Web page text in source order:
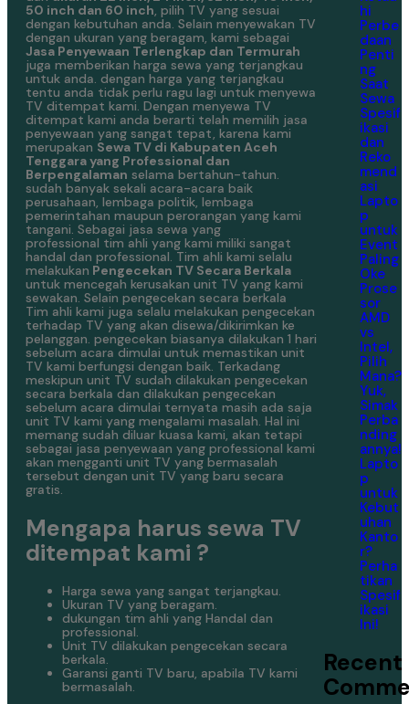
50 inch dan 60 inch, pilih TV yang sesuai
dengan kebutuhan anda. Selain menyewakan TV
dengan ukuran yang beragam, kami sebagai
Jasa Penyewaan Terlengkap dan Termurah
juga memberikan harga sewa yang terjangkau
untuk anda. dengan harga yang terjangkau
tentu anda tidak perlu ragu lagi untuk menyewa
TV ditempat kami. Dengan menyewa TV
ditempat kami anda berarti telah memilih jasa
penyewaan yang sangat tepat, karena kami
merupakan Sewa TV di Kabupaten Aceh
Tenggara yang Professional dan
Berpengalaman selama bertahun-tahun.
sudah banyak sekali acara-acara baik
perusahaan, lembaga politik, lembaga
pemerintahan maupun perorangan yang kami
tangani. Sebagai jasa sewa yang
professional tim ahli yang kami miliki sangat
handal dan professional. Tim ahli kami selalu
melakukan Pengecekan TV Secara Berkala
untuk mencegah kerusakan unit TV yang kami
sewakan. Selain pengecekan secara berkala
Tim ahli kami juga selalu melakukan pengecekan
terhadap TV yang akan disewa/dikirimkan ke
pelanggan. pengecekan biasanya dilakukan 1 hari
sebelum acara dimulai untuk memastikan unit
TV kami berfungsi dengan baik. Terkadang
meskipun unit TV sudah dilakukan pengecekan
secara berkala dan dilakukan pengecekan
sebelum acara dimulai ternyata masih ada saja
unit TV kami yang mengalami masalah. Hal ini
memang sudah diluar kuasa kami, akan tetapi
sebagai jasa penyewaan yang professional kami
akan mengganti unit TV yang bermasalah
tersebut dengan unit TV yang baru secara
gratis.
Mengapa harus sewa TV
ditempat kami ?
Harga sewa yang sangat terjangkau.
Ukuran TV yang beragam.
dukungan tim ahli yang Handal dan
professional.
Unit TV dilakukan pengecekan secara
berkala.
Garansi ganti TV baru, apabila TV kami
bermasalah.
hi
Perbe
daan
Penti
ng
Saat
Sewa
Spesif
ikasi
dan
Reko
mend
asi
Lapto
p
untuk
Event
Paling
Oke
Prose
sor
AMD
vs
Intel,
Pilih
Mana?
Yuk,
Simak
Perba
nding
annya!
Lapto
p
untuk
Kebut
uhan
Kanto
r?
Perha
tikan
Spesif
ikasi
Ini!
Recent